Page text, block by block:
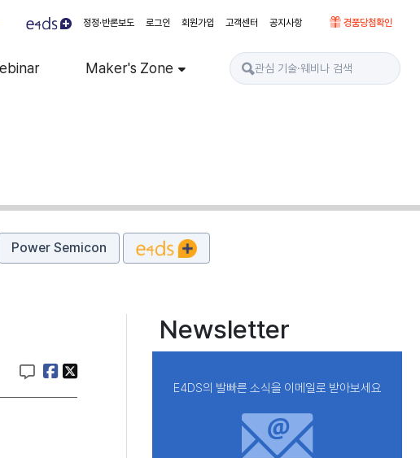
정정·반론보도 로그인 회원가입 고객센터 공지사항 경품당첨확인
Maker's Zone
Power Semicon
Newsletter
E4DS의 발빠른 소식을 이메일로 받아보세요